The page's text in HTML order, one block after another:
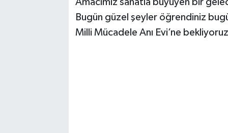
Amacımız sanatla büyüyen bir
Bugün güzel şeyler öğrendiniz
Milli Mücadele Anı Evi’ne